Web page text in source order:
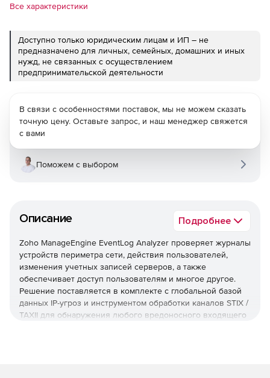
Все характеристики
Доступно только юридическим лицам и ИП – не
предназначено для личных, семейных, домашних и иных
нужд, не связанных с осуществлением
предпринимательской деятельности
Описание Подробнее
Zoho ManageEngine EventLog Analyzer проверяет журналы
устройств периметра сети, действия пользователей,
изменения учетных записей серверов, а также
обеспечивает доступ пользователям и многое другое.
Решение поставляется в комплекте с глобальной базой
данных IP-угроз и инструментом обработки каналов STIX /
TAXII для обнаружения любого вредоносного входящего
В связи с особенностями поставок, мы не можем сказать
точную цену. Оставьте запрос, и наш менеджер свяжется
с вами
Поможем с выбором